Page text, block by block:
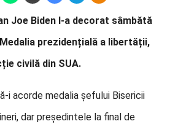
Joe Biden l-a decorat sâmbătă
prezidențială a libertății,
civilă din SUA.
i acorde medalia șefului Bisericii
dar președintele la final de